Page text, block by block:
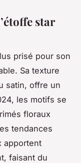
star
prisé pour son
Sa texture
satin, offre un
les motifs se
floraux
tendances
apportent
faisant du